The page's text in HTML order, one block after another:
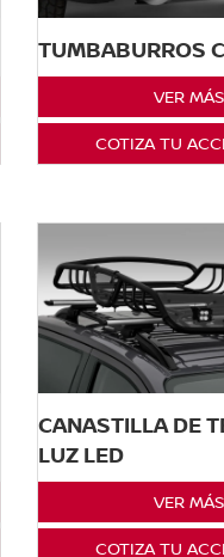
TUMBABURROS
VER MÁS
COTIZA TU
CANASTILLA DE
LUZ LED
VER MÁS
COTIZA TU